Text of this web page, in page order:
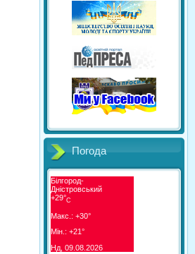
Погода
Білгород-
Дністровський
+29°C
Макс.: +30°
Мін.: +21°
Нд, 09.08.2026